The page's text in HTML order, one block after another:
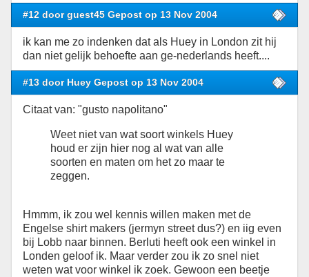
#12 door guest45 Gepost op 13 Nov 2004
ik kan me zo indenken dat als Huey in London zit hij
dan niet gelijk behoefte aan ge-nederlands heeft....
#13 door Huey Gepost op 13 Nov 2004
Citaat van: "gusto napolitano"
Weet niet van wat soort winkels Huey
houd er zijn hier nog al wat van alle
soorten en maten om het zo maar te
zeggen.
Hmmm, ik zou wel kennis willen maken met de
Engelse shirt makers (jermyn street dus?) en iig even
bij Lobb naar binnen. Berluti heeft ook een winkel in
Londen geloof ik. Maar verder zou ik zo snel niet
weten wat voor winkel ik zoek. Gewoon een beetje